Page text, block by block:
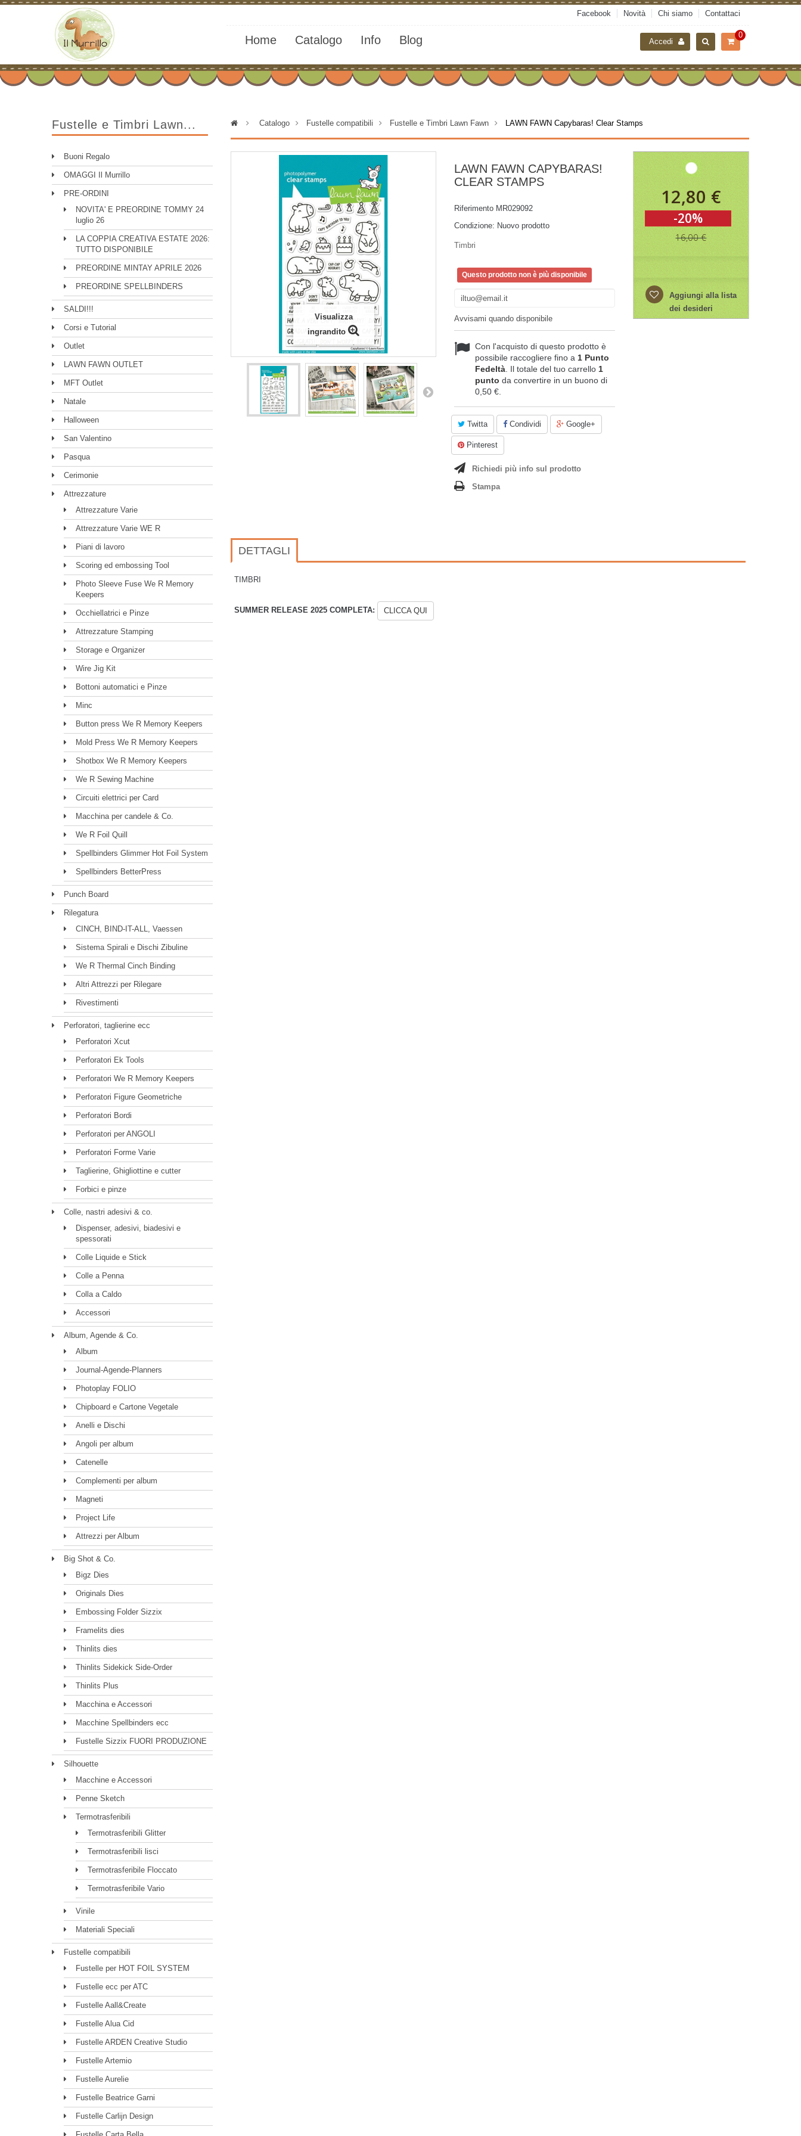
Facebook Novità Chi siamo Contattaci
0
Home Catalogo Info Blog Accedi
Fustelle e Timbri Lawn...
Buoni Regalo
OMAGGI Il Murrillo
PRE-ORDINI
NOVITA' E PREORDINE TOMMY 24
luglio 26
LA COPPIA CREATIVA ESTATE 2026:
TUTTO DISPONIBILE
PREORDINE MINTAY APRILE 2026
PREORDINE SPELLBINDERS
SALDI!!!
Corsi e Tutorial
Outlet
LAWN FAWN OUTLET
MFT Outlet
Natale
Halloween
San Valentino
Pasqua
Cerimonie
Attrezzature
Attrezzature Varie
Attrezzature Varie WE R
Piani di lavoro
Scoring ed embossing Tool
Photo Sleeve Fuse We R Memory
Keepers
Occhiellatrici e Pinze
Attrezzature Stamping
Storage e Organizer
Wire Jig Kit
Bottoni automatici e Pinze
Minc
Button press We R Memory Keepers
Mold Press We R Memory Keepers
Shotbox We R Memory Keepers
We R Sewing Machine
Circuiti elettrici per Card
Macchina per candele & Co.
We R Foil Quill
Spellbinders Glimmer Hot Foil System
Spellbinders BetterPress
Punch Board
Rilegatura
CINCH, BIND-IT-ALL, Vaessen
Sistema Spirali e Dischi Zibuline
We R Thermal Cinch Binding
Altri Attrezzi per Rilegare
Rivestimenti
Perforatori, taglierine ecc
Perforatori Xcut
Perforatori Ek Tools
Perforatori We R Memory Keepers
Perforatori Figure Geometriche
Perforatori Bordi
Perforatori per ANGOLI
Perforatori Forme Varie
Taglierine, Ghigliottine e cutter
Forbici e pinze
Colle, nastri adesivi & co.
Dispenser, adesivi, biadesivi e
spessorati
Colle Liquide e Stick
Colle a Penna
Colla a Caldo
Accessori
Album, Agende & Co.
Album
Journal-Agende-Planners
Photoplay FOLIO
Chipboard e Cartone Vegetale
Anelli e Dischi
Angoli per album
Catenelle
Complementi per album
Magneti
Project Life
Attrezzi per Album
Big Shot & Co.
Bigz Dies
Originals Dies
Embossing Folder Sizzix
Framelits dies
Thinlits dies
Thinlits Sidekick Side-Order
Thinlits Plus
Macchina e Accessori
Macchine Spellbinders ecc
Fustelle Sizzix FUORI PRODUZIONE
Silhouette
Macchine e Accessori
Penne Sketch
Termotrasferibili
Termotrasferibili Glitter
Termotrasferibili lisci
Termotrasferibile Floccato
Termotrasferibile Vario
Vinile
Materiali Speciali
Fustelle compatibili
Fustelle per HOT FOIL SYSTEM
Fustelle ecc per ATC
Fustelle Aall&Create
Fustelle Alua Cid
Fustelle ARDEN Creative Studio
Fustelle Artemio
Fustelle Aurelie
Fustelle Beatrice Garni
Fustelle Carlijn Design
> Catalogo > Fustelle compatibili > Fustelle e Timbri Lawn Fawn > LAWN FAWN Capybaras! Clear Stamps
Visualizza
ingrandito
LAWN FAWN CAPYBARAS!
CLEAR STAMPS
Riferimento MR029092
Condizione: Nuovo prodotto
Timbri
Questo prodotto non è più disponibile
Avvisami quando disponibile
Con l'acquisto di questo prodotto è
possibile raccogliere fino a 1 Punto
Fedeltà . Il totale del tuo carrello 1
punto da convertire in un buono di
0,50 €
Twitta Condividi Google+
Pinterest
Richiedi più info sul prodotto
Stampa
12,80 €
-20%
16,00 €
Aggiungi alla lista
dei desideri
DETTAGLI
TIMBRI
SUMMER RELEASE 2025 COMPLETA: CLICCA QUI